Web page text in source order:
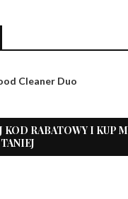
Cleaner Duo
KOD RABATOWY I KUP